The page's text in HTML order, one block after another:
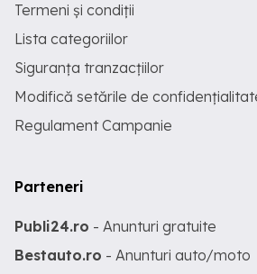
Termeni și condiții
Lista categoriilor
Siguranța tranzacțiilor
Modifică setările de
Regulament Campanie
Parteneri
Publi24.ro - Anunturi gratuite
Bestauto.ro - Anunturi auto/moto